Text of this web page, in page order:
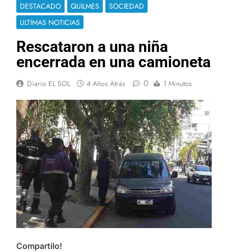
DESTACADO QUILMES
SOCIEDAD
ULTIMAS NOTICIAS
Rescataron a una niña
encerrada en una camioneta
Diario EL SOL 4 Años Atrás 0 1 Minutos
Compartilo!